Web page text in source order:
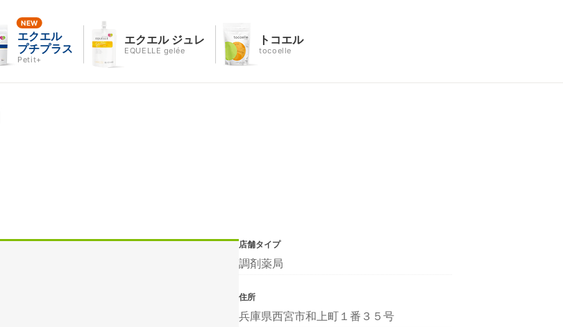
エクエル
プチプラス
Petit+
エクエル ジュレ
EQUELLE gelée
トコエル
tocoelle
店舗タイプ
調剤薬局
住所
兵庫県西宮市和上町１番３５号